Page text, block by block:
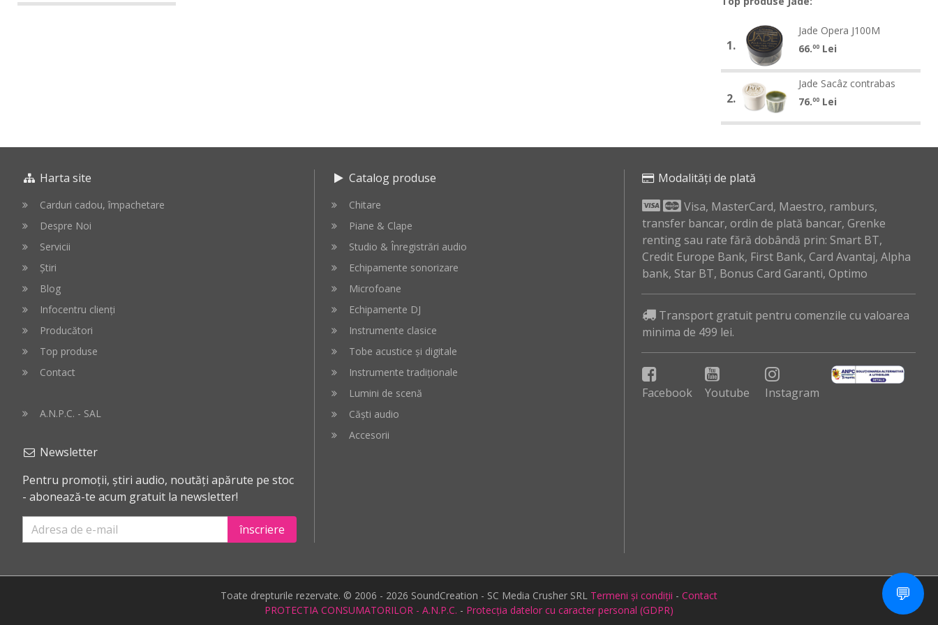
Opera
J100M
1.
Jade
Opera
J100M
Jade Opera J100M
66.00 Lei
Sacâz
contrabas
2.
Jade
Sacâz
contrabas
Jade Sacâz contrabas
76.00 Lei
Harta site
Carduri cadou, împachetare
Despre Noi
Servicii
Știri
Blog
Infocentru clienți
Producători
Top produse
Contact
A.N.P.C. - SAL
Newsletter
Pentru promoții, știri audio, noutăți apărute pe stoc
- abonează-te acum gratuit la newsletter!
înscriere
Catalog produse
Chitare
Piane & Clape
Studio & Înregistrări audio
Echipamente sonorizare
Microfoane
Echipamente DJ
Instrumente clasice
Tobe acustice și digitale
Instrumente tradiționale
Lumini de scenă
Căști audio
Accesorii
Modalități de plată
Visa, MasterCard, Maestro, ramburs,
transfer bancar, ordin de plată bancar, Grenke
renting sau rate fără dobândă prin: Smart BT,
Credit Europe Bank, First Bank, Card Avantaj, Alpha
bank, Star BT, Bonus Card Garanti, Optimo
Transport gratuit pentru comenzile cu valoarea
minima de 499 lei.
Facebook Youtube Instagram
Toate drepturile rezervate. © 2006 - 2026 SoundCreation - SC Media Crusher SRL Termeni și condiții - Contact
PROTECTIA CONSUMATORILOR - A.N.P.C. - Protecția datelor cu caracter personal (GDPR)
💬